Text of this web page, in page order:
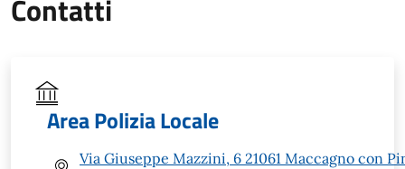
Contatti
Area Polizia Locale
Via Giuseppe Mazzini, 6 21061 Maccagno con